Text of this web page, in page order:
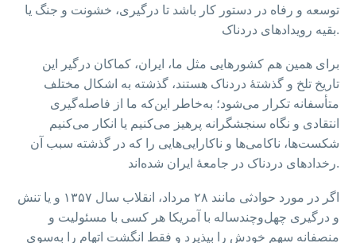
توسعه و رفاه در دستور کار باشد تا درگیری، خشونت و جنگ یا
بقیه رویدادهای دردناک.
برای همین هم کشورهایی مثل ما، ایران، کماکان درگیر این
تاریخ تلخ و گذشتهٔ دردناک هستند، گذشته به اشکال مختلف
متأسفانه تکرار می‌شود؛ به‌خاطر این‌که ما از فاصله‌گیری
انتقادی و نگاه سنجشگرانه پرهیز می‌کنیم یا انکار می‌کنیم
شکست‌ها، ناکامی‌ها و ناکارایی‌هایی را که در گذشته سبب آن
رخدادهای دردناک در جامعهٔ ایران شده‌اند.
اگر در مورد حوادثی مانند ۲۸ مرداد، انقلاب سال ۱۳۵۷ و یا تنش
و درگیری چهل‌و‌چندساله با آمریکا هر کسی با مسئولیت و
منصفانه سهم خودش را بپذیرد و فقط انگشت اتهام را به‌سوی